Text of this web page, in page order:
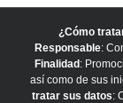
¿Cómo
Responsable:
Finalidad :
así como de sus
tratar sus datos: